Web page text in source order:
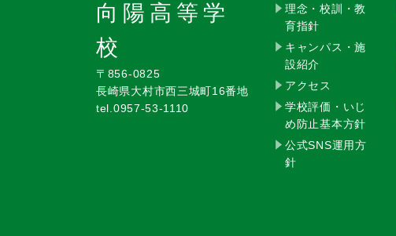
向陽高等学
校
〒856-0825
長崎県大村市西三城町16番地
tel.0957-53-1110
理念・校訓・教
育指針
キャンパス・施
設紹介
アクセス
学校評価・いじ
め防止基本方針
公式SNS運用方
針